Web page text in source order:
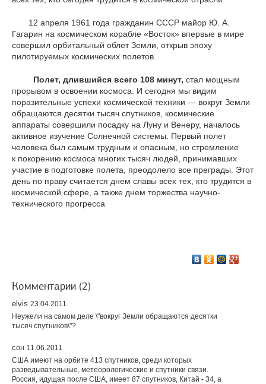
12 апреля 1961 года гражданин СССР майор Ю. А.
Гагарин на космическом корабле «Восток» впервые в мире
совершил орбитальный облет Земли, открыв эпоху
пилотируемых космических полетов.
Полет, длившийся всего 108 минут, стал мощным
прорывом в освоении космоса. И сегодня мы видим
поразительные успехи космической техники — вокруг Земли
обращаются десятки тысяч спутников, космические
аппараты совершили посадку на Луну и Венеру, началось
активное изучение Солнечной системы. Первый полет
человека был самым трудным и опасным, но стремление
к покорению космоса многих тысяч людей, принимавших
участие в подготовке полета, преодолело все преграды. Этот
день по праву считается днем славы всех тех, кто трудится в
космической сфере, а также днем торжества научно-
технического прогресса
Комментарии (2)
elvis 23.04.2011
Неужели на самом деле \"вокруг Земли обращаются десятки
тысяч спутников\"?
сон 11.06.2011
США имеют на орбите 413 спутников, среди которых
разведывательные, метеорологические и спутники связи.
Россия, идущая после США, имеет 87 спутников, Китай - 34, а